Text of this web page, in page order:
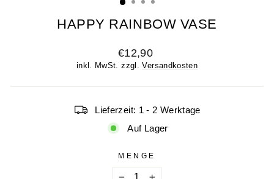
HAPPY RAINBOW VASE
Normaler
Preis
€12,90
inkl. MwSt. zzgl.Versandkosten
Lieferzeit: 1 - 2 Werktage
Auf Lager
MENGE